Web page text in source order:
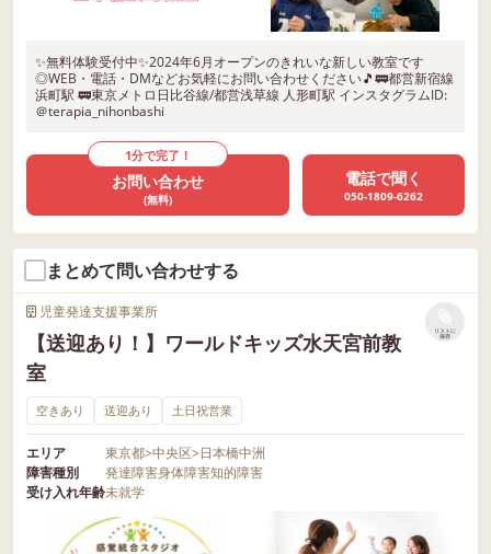
✨無料体験受付中✨2024年6月オープンのきれいな新しい教室です
◎WEB・電話・DMなどお気軽にお問い合わせください🎵🚃都営新宿線
浜町駅 🚃東京メトロ日比谷線/都営浅草線 人形町駅 インスタグラムID:
＠terapia_nihonbashi
1分で完了！
お問い合わせ
(無料)
電話で聞く
050-1809-6262
まとめて問い合わせする
児童発達支援事業所
【送迎あり！】ワールドキッズ水天宮前教
室
リストに
保存
空きあり 送迎あり 土日祝営業
エリア 東京都>中央区>日本橋中洲
障害種別
発達障害身体障害知的障害
受け入れ年齢未就学